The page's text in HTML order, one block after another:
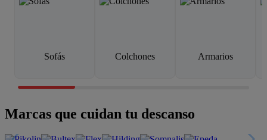
Sofás Colchones Armarios
Marcas que cuidan tu descanso